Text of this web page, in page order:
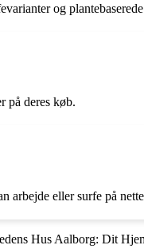
og
på deres køb.
eller surfe på
Hus Aalborg: Dit